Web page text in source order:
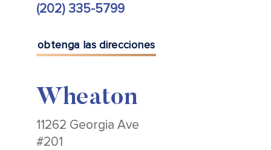
(202) 335-5799
obtenga las direcciones
Wheaton
11262 Georgia Ave
#201